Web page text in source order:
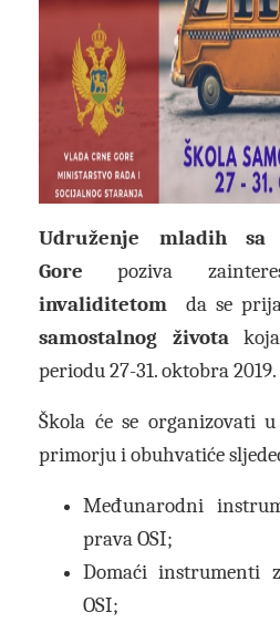
Udruženje mladih sa
Gore poziva
invaliditetom da se
samostalnog životakoja
periodu 27-31. oktobra 2019.
Škola će se organizovati
primorju i obuhvatiće
Međunarodni
prava OSI;
Domaći instrumenti
OSI;